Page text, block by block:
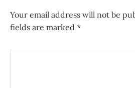
Your email address will not be
fields are marked *